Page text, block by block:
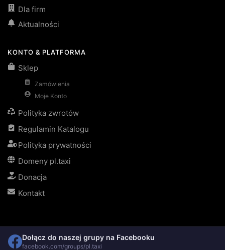
Dla firm
Aktualności
KONTO & PLATFORMA
Sklep
Zamówienia
Moje Konto
Polityka zwrotów
Regulamin Katalogu
Polityka prywatności
Domeny pl.taxi
Donacja
Kontakt
Dołącz do naszej grupy na Facebooku
facebook.com/groups/pl.taxi